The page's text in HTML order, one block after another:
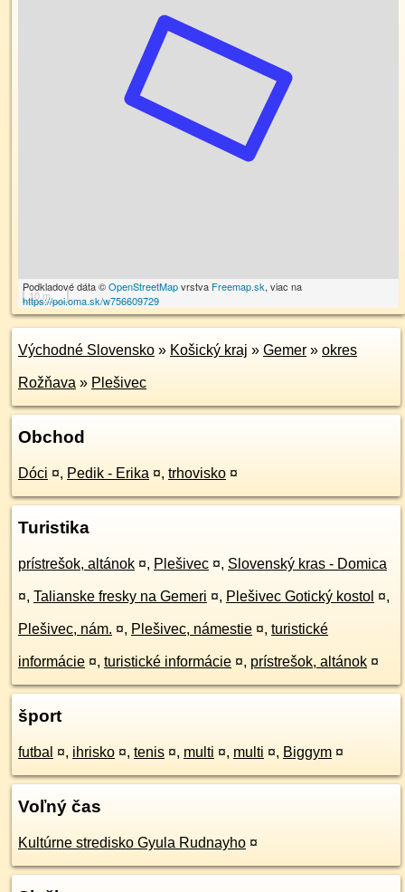
10 m
Podkladové dáta ©OpenStreetMapvrstva Freemap.sk, viac na
https://poi.oma.sk/w756609729
Východné Slovensko » Košický kraj » Gemer » okres
Rožňava » Plešivec
Obchod
Dóci ¤, Pedik - Erika ¤, trhovisko ¤
Turistika
prístrešok, altánok ¤, Plešivec ¤, Slovenský kras - Domica
¤, Talianske fresky na Gemeri ¤, Plešivec Gotický kostol ¤,
Plešivec, nám. ¤, Plešivec, námestie ¤, turistické
informácie ¤, turistické informácie ¤, prístrešok, altánok ¤
šport
futbal ¤, ihrisko ¤, tenis ¤, multi ¤, multi ¤, Biggym ¤
Voľný čas
Kultúrne stredisko Gyula Rudnayho ¤